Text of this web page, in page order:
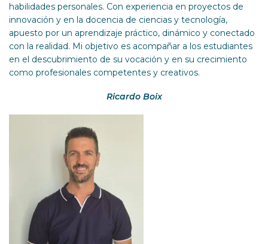
habilidades personales. Con experiencia en proyectos de
innovación y en la docencia de ciencias y tecnología,
apuesto por un aprendizaje práctico, dinámico y conectado
con la realidad. Mi objetivo es acompañar a los estudiantes
en el descubrimiento de su vocación y en su crecimiento
como profesionales competentes y creativos.
Ricardo Boix